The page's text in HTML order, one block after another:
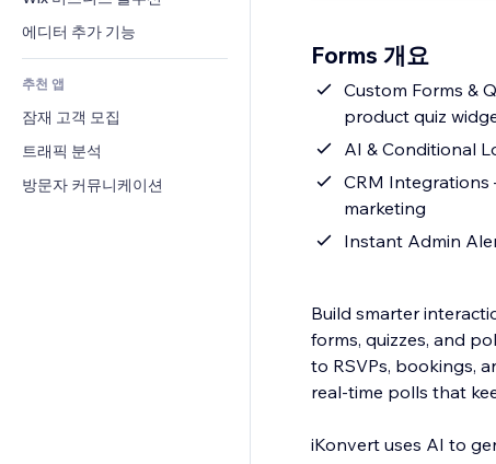
식품 및 음료
계산기
검색
일기예보
차트 및 표
커뮤니티
평가와 후기
CRM
에디터 추가 기능
추천 앱
잠재 고객 모집
트래픽 분석
방문자 커뮤니케이션
Forms 개요
Custom Forms &
product quiz
AI & Conditional
CRM Integrations
marketing
Instant Admin
Build smarter
forms, quizzes, and
to RSVPs, bookings,
real-time polls that
iKonvert uses AI to